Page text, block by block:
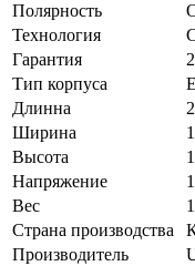
Полярность
Технология
Гарантия
Тип корпуса
Длинна
Ширина
Высота
Напряжение
Вес
Страна производства
Производитель